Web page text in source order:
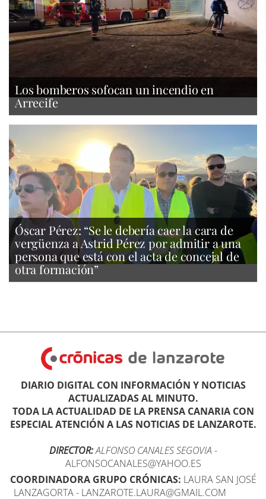
Los bomberos sofocan un incendio en
Arrecife
Óscar Pérez: “Se le debería caer la cara de
vergüenza a Astrid Pérez por admitir a una
persona que está con el acta de concejal de
otra formación”
DIARIO DIGITAL CON INFORMACIÓN Y NOTICIAS
ACTUALIZADAS AL MINUTO.
TODA LA ACTUALIDAD DE LA PRENSA CANARIA CON
ESPECIAL ATENCIÓN A LAS NOTICIAS DE LANZAROTE.
DIRECTOR:ALFONSO CANALES SEGOVIA -
ALFONSOCANALES@YAHOO.ES
COORDINADORA GRUPO CRÓNICAS: LAURA SAN JOSÉ
LANZAGORTA - LANZAROTE.LAURA@GMAIL.COM